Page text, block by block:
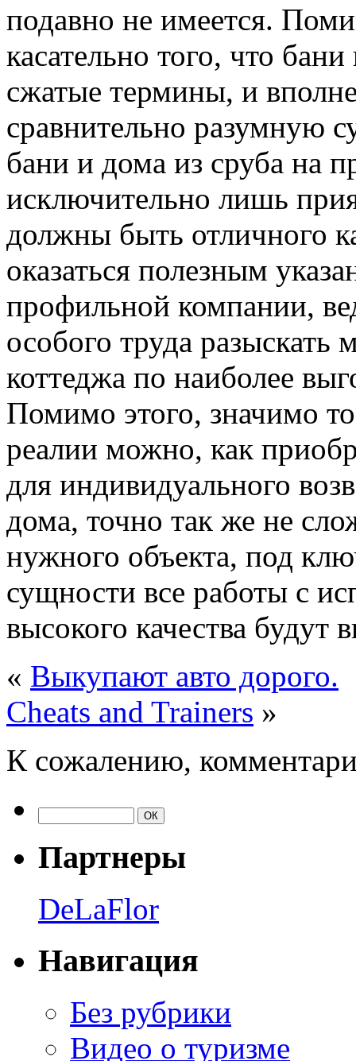
подавно не имеется.
касательно того, что
сжатые термины, и
сравнительно разумную
бани и дома из сруба на
исключительно лишь
должны быть отличного
оказаться полезным
профильной компании,
особого труда разыскать
коттеджа по наиболее
Помимо этого, значимо
реалии можно, как
для индивидуального
дома, точно так же не
нужного объекта, под
сущности все работы с
высокого качества
« Выкупают авто дорого.
Cheats and Trainers »
К сожалению,
Партнеры
DeLaFlor
Навигация
Без рубрики
Видео о туризме